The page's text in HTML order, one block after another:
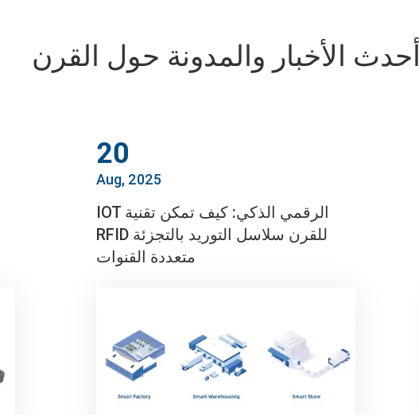
أحدث الأخبار والمدونة حول القرن
20
Aug, 2025
IOT الرقمي الذكي: كيف تمكن تقنية
RFID للقرن سلاسل التوريد بالتجزئة
متعددة القنوات